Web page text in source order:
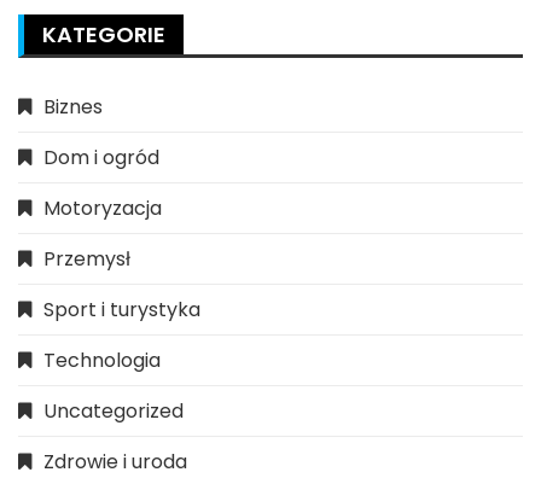
KATEGORIE
Biznes
Dom i ogród
Motoryzacja
Przemysł
Sport i turystyka
Technologia
Uncategorized
Zdrowie i uroda